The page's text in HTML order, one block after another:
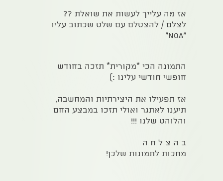
אז מה עלייך לעשות את שואלת ??
לצלם / להצטלם עם שלט שכתוב עליו
"NOA"
התמונה הכי *מקורית* תזכה בחודש
חופשי חודשי עלינו :)
אז תפעילו את היצירתיות והמחשבה,
תיענו לאתגר ואולי תזכו במבצע החם
והלוהט שלנו !!!
ב ה צ ל ח ה
מחכות לתמונות שלכן!